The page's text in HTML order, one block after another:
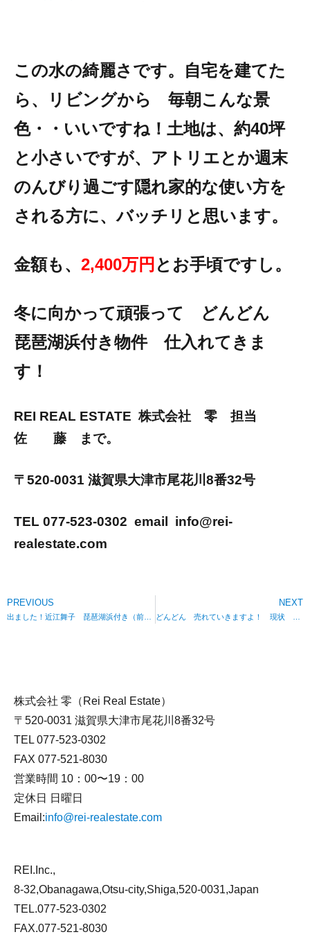
この水の綺麗さです。自宅を建てた
ら、リビングから 毎朝こんな景
色・・いいですね！土地は、約40坪
と小さいですが、アトリエとか週末
のんびり過ごす隠れ家的な使い方を
される方に、バッチリと思います。
金額も、 2,400万円 とお手頃ですし。
冬に向かって頑張って どんどん
琵琶湖浜付き物件 仕入れてきま
す！
REI REAL ESTATE 株式会社 零 担当
佐 藤 まで。
〒520-0031 滋賀県大津市尾花川8番32号
TEL 077-523-0302 email info@rei-
realestate.com
PREVIOUS NEXT
株式会社 零（Rei Real Estate）
〒520-0031 滋賀県大津市尾花川8番32号
TEL 077-523-0302
FAX 077-521-8030
営業時間 10：00〜19：00
定休日 日曜日
Email:info@rei-realestate.com
REI.Inc.,
8-32,Obanagawa,Otsu-city,Shiga,520-0031,Japan
TEL.077-523-0302
FAX.077-521-8030